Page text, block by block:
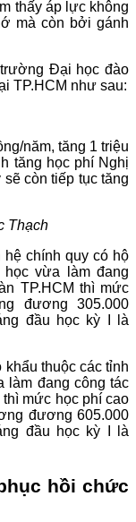
thấy áp lực không
mà còn bởi gánh
Đại học đào
TP.HCM như sau:
năm, tăng 1 triệu
tăng học phí Nghị
còn tiếp tục tăng
Thạch
hệ chính quy có hộ
vừa làm đang
TP.HCM thì mức
đương 305.000
đầu học kỳ I là
thuộc các tỉnh
làm đang công tác
mức học phí cao
đương 605.000
đầu học kỳ I là
hồi chức